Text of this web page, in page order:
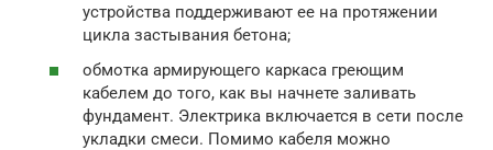
устройства поддерживают ее на протяжении
цикла застывания бетона;
обмотка армирующего каркаса греющим
кабелем до того, как вы начнете заливать
фундамент. Электрика включается в сети после
укладки смеси. Помимо кабеля можно